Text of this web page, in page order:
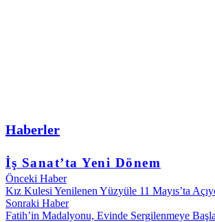
Haberler
İş Sanat’ta Yeni Dönem
Önceki Haber
Kız Kulesi Yenilenen Yüzyüle 11 Mayıs’ta
Sonraki Haber
Fatih’in Madalyonu, Evinde Sergilenmeye